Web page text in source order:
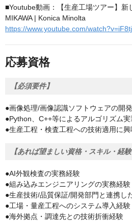
■Youtube動画：【生産工場ツアー】新
MIKAWA | Konica Minolta
https://www.youtube.com/
応募資格
【必須要件】
●画像処理/画像認識ソフトウェアの開
●Python、C++等によるアルゴリズム
●生産工程・検査工程への技術適用に
【あれば望ましい資格・スキル・経
●AI外観検査の実務経験
●組み込みエンジニアリングの実務経験
●生産技術/品質保証/開発部門と連携し
●工場・量産工程へのシステム導入経験
●海外拠点・調達先との技術折衝経験